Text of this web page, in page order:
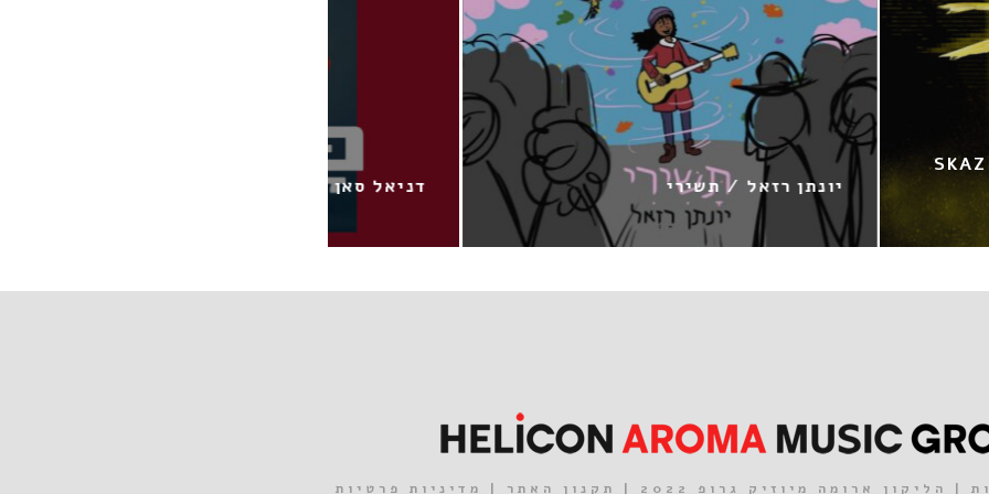
דניאל סאן קריאף / כבוד
| הליקון ארומה מיוזיק גרופ 2022 | תקנון האתר | מדיניות פרטיות